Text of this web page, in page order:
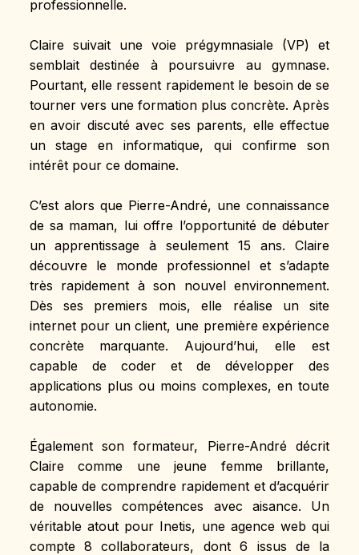
professionnelle.
Claire suivait une voie prégymnasiale (VP) et
semblait destinée à poursuivre au gymnase.
Pourtant, elle ressent rapidement le besoin de se
tourner vers une formation plus concrète. Après
en avoir discuté avec ses parents, elle effectue
un stage en informatique, qui confirme son
intérêt pour ce domaine.
C’est alors que Pierre-André, une connaissance
de sa maman, lui offre l’opportunité de débuter
un apprentissage à seulement 15 ans. Claire
découvre le monde professionnel et s’adapte
très rapidement à son nouvel environnement.
Dès ses premiers mois, elle réalise un site
internet pour un client, une première expérience
concrète marquante. Aujourd’hui, elle est
capable de coder et de développer des
applications plus ou moins complexes, en toute
autonomie.
Également son formateur, Pierre-André décrit
Claire comme une jeune femme brillante,
capable de comprendre rapidement et d’acquérir
de nouvelles compétences avec aisance. Un
véritable atout pour Inetis, une agence web qui
compte 8 collaborateurs, dont 6 issus de la